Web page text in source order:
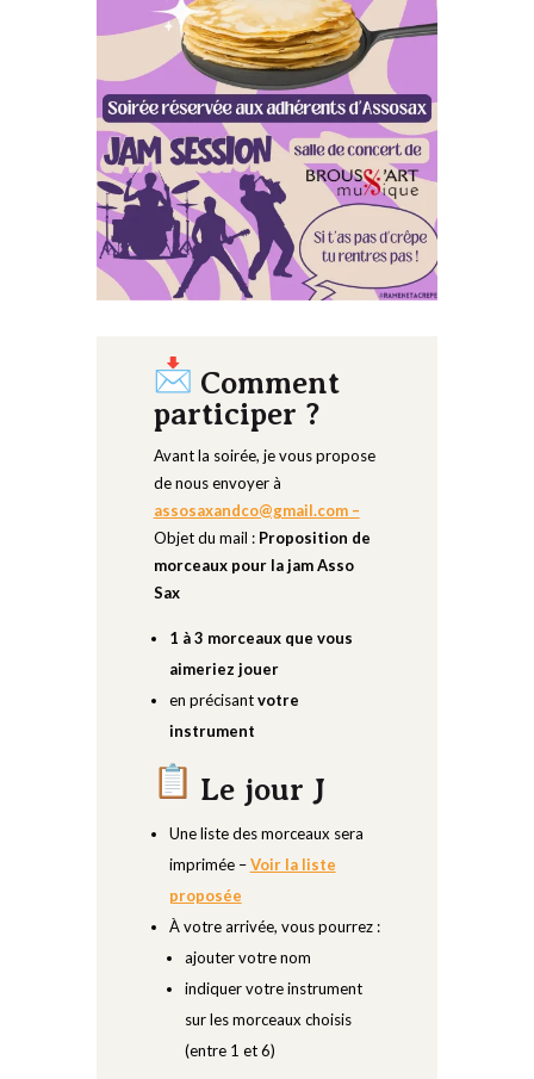
Comment
participer ?
Avant la soirée, je vous propose
de nous envoyer à
assosaxandco@gmail.com –
Objet du mail : Proposition de
morceaux pour la jam Asso
Sax
1 à 3 morceaux que vous
aimeriez jouer
en précisantvotre
instrument
Le jour J
Une liste des morceaux sera
imprimée – Voir la liste
proposée
À votre arrivée, vous pourrez :
ajouter votre nom
indiquer votre instrument
sur les morceaux choisis
(entre 1 et 6)